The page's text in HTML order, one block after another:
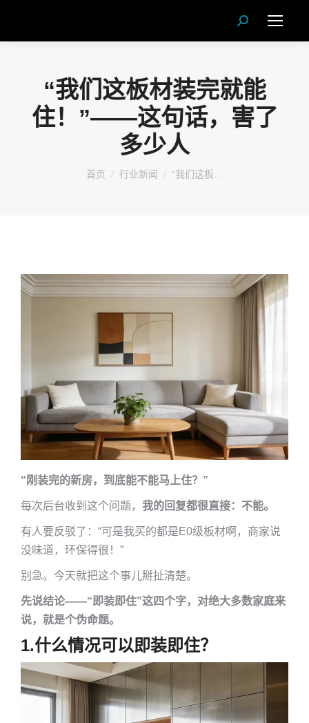
Search:
“我们这板材装完就能
住！”——这句话，害了
多少人
您在这里：
首页 行业新闻 “我们这板…
“刚装完的新房，到底能不能马上住？”
每次后台收到这个问题， 我的回复都很直接：不能。
有人要反驳了：“可是我买的都是E0级板材啊，商家说
没味道，环保得很！”
别急。今天就把这个事儿掰扯清楚。
先说结论——“即装即住”这四个字，对绝大多数家庭来
说，就是个伪命题。
1.什么情况可以即装即住？